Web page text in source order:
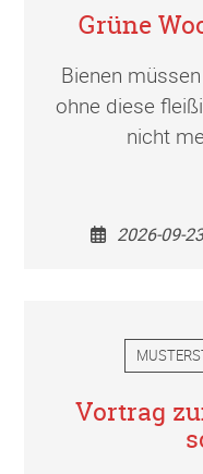
Grüne
Bienen
ohne diese
nicht
2026-09-
Vortrag